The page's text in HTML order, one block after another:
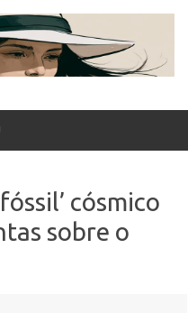
cósmico
sobre o